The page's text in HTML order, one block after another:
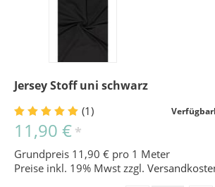
Jersey Stoff uni schwarz
(1)
11,90 € *
Grundpreis 11,90 € pro 1 Meter
Preise inkl. 19% Mwst zzgl.